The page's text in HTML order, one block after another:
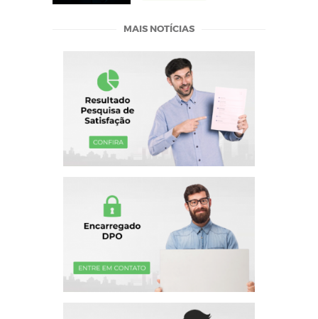
MAIS NOTÍCIAS